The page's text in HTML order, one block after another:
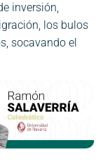
inversión,
los bulos
socavando el